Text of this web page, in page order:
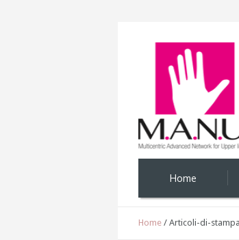
Home
Home / Articoli-di-